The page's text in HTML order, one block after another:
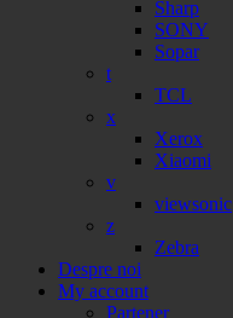
Sharp
SONY
Sopar
t
TCL
x
Xerox
Xiaomi
v
viewsonic
z
Zebra
Despre noi
My account
Partener